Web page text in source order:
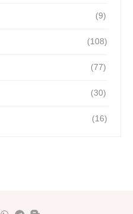
(9)
(108)
(77)
(30)
(16)